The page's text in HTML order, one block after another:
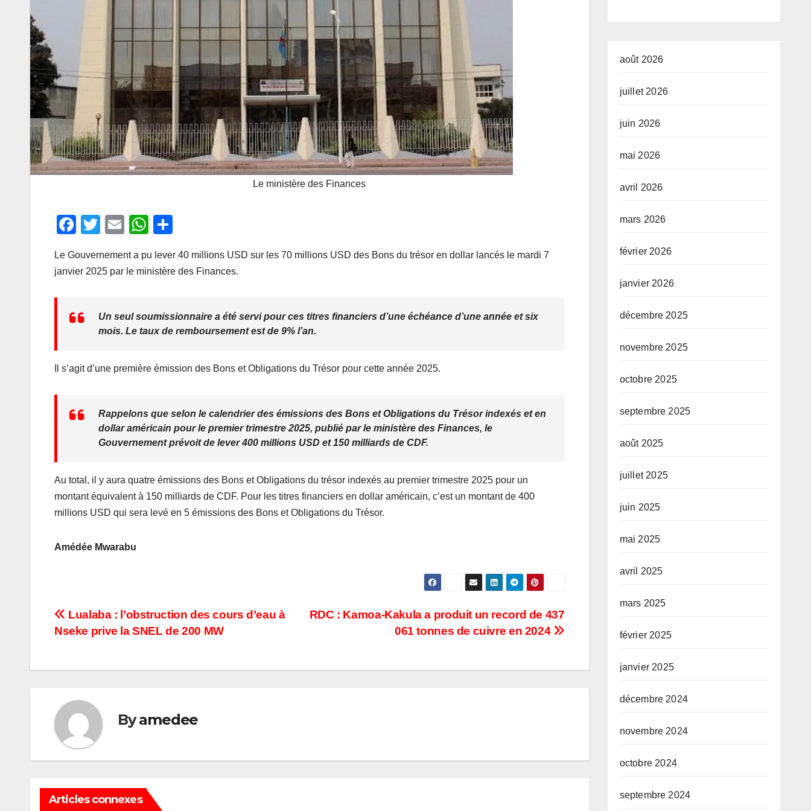
Le ministère des Finances
F
c
o
k
T
tt
er
E
ail
W
at
p
p
ta
Le Gouvernement a pu lever 40 millions USD sur les 70 millions USD des Bons du trésor en dollar lancés le mardi 7
janvier 2025 par le ministère des Finances.
Un seul soumissionnaire a été servi pour ces titres financiers d’une échéance d’une année et six
mois. Le taux de remboursement est de 9% l’an.
Il s’agit d’une première émission des Bons et Obligations du Trésor pour cette année 2025.
Rappelons que selon le calendrier des émissions des Bons et Obligations du Trésor indexés et en
dollar américain pour le premier trimestre 2025, publié par le ministère des Finances, le
Gouvernement prévoit de lever 400 millions USD et 150 milliards de CDF.
Au total, il y aura quatre émissions des Bons et Obligations du trésor indexés au premier trimestre 2025 pour un
montant équivalent à 150 milliards de CDF. Pour les titres financiers en dollar américain, c’est un montant de 400
millions USD qui sera levé en 5 émissions des Bons et Obligations du Trésor.
Amédée Mwarabu
Navigation
l’article
RDC : Kamoa-Kakula a produit un record de 437
061 tonnes de cuivre en 2024
Lualaba : l’obstruction des cours d’eau à
Nseke prive la SNEL de 200 MW
Byamedee
Articles connexes
mobilise les
investisseurs
autour de
l’ambition
d’une RDC,
destination
phare de
l’investisseme
africaine–
Nouveau
pour le
développeme
nt de l’Afrique
NEPAD)
août 2026
juillet 2026
juin 2026
mai 2026
avril 2026
mars 2026
février 2026
janvier 2026
décembre 2025
novembre 2025
octobre 2025
septembre 2025
août 2025
juillet 2025
juin 2025
mai 2025
avril 2025
mars 2025
février 2025
janvier 2025
décembre 2024
novembre 2024
octobre 2024
septembre 2024